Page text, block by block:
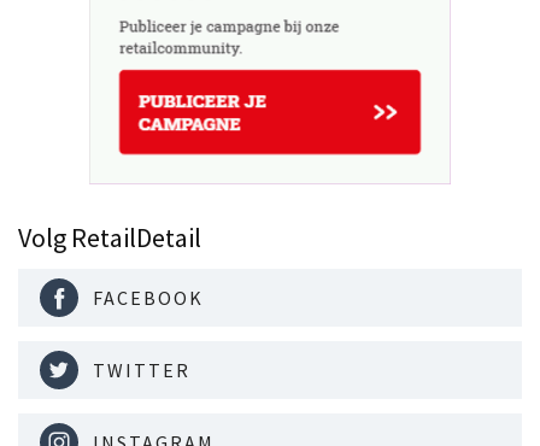
Volg RetailDetail
FACEBOOK
TWITTER